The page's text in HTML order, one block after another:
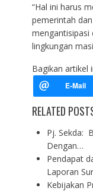
“Hal ini harus
pemerintah
mengantisipasi
lingkungan
Bagikan artikel
RELATED
Pj. Sekda:
Dengan…
Pendapat
Laporan
Kebijakan